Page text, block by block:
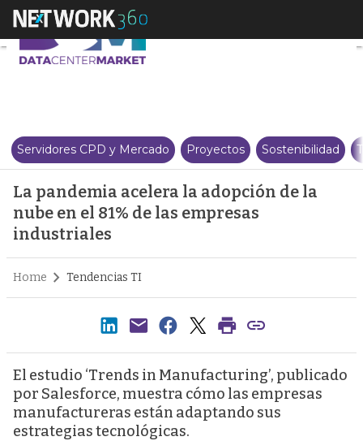
La pandemia acelera la
Servidores CPD y Mercado Proyectos Sostenibilidad
La pandemia acelera la adopción de la
nube en el 81% de las empresas
industriales
Home Tendencias TI
El estudio ‘Trends in Manufacturing’, publicado
por Salesforce, muestra cómo las empresas
manufactureras están adaptando sus
estrategias tecnológicas.